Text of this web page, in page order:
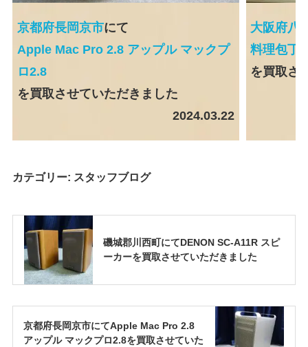
京都府長岡京市にて
Apple Mac Pro 2.8 アップル マックプ
ロ2.8
を買取させていただきました
2024.03.22
大阪府八
料理包丁
を買取さ
カテゴリー: スタッフブログ
磯城郡川西町にてDENON SC-A11R スピ
ーカーを買取させていただきました
京都府長岡京市にてApple Mac Pro 2.8
アップル マックプロ2.8を買取させていた